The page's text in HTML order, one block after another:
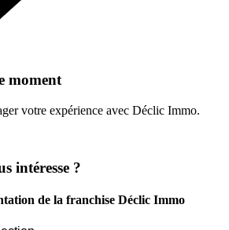
moment
votre expérience avec Déclic Immo.
intéresse ?
de la franchise Déclic Immo